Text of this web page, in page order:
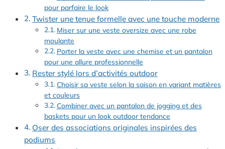
pour parfaire le look
Twister une tenue formelle avec une touche moderne
Miser sur une veste oversize avec une robe
moulante
Porter la veste avec une chemise et un pantalon
pour une allure professionnelle
Rester stylé lors d’activités outdoor
Choisir sa veste selon la saison en variant matières
et couleurs
Combiner avec un pantalon de jogging et des
baskets pour un look outdoor tendance
Oser des associations originales inspirées des
podiums